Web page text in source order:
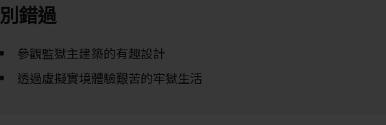
別錯過
參觀監獄主建築的有趣設計
透過虛擬實境體驗艱苦的牢獄生活